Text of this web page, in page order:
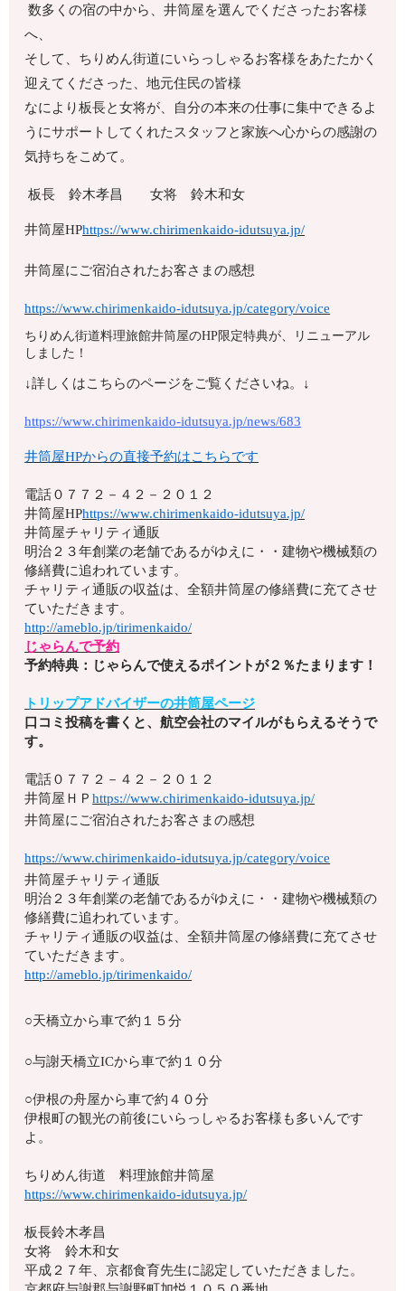
数多くの宿の中から、井筒屋を選んでくださったお客様
へ、
そして、ちりめん街道にいらっしゃるお客様をあたたかく
迎えてくださった、地元住民の皆様
なにより板長と女将が、自分の本来の仕事に集中できるよ
うにサポートしてくれたスタッフと家族へ心からの感謝の
気持ちをこめて。
板長 鈴木孝昌 女将 鈴木和女
井筒屋HPhttps://www.chirimenkaido-idutsuya.jp/
井筒屋にご宿泊されたお客さまの感想
https://www.chirimenkaido-idutsuya.jp/category/voice
ちりめん街道料理旅館井筒屋のHP限定特典が、リニューアル
しました！
↓詳しくはこちらのページをご覧くださいね。↓
https://www.chirimenkaido-idutsuya.jp/news/683
井筒屋HPからの直接予約はこちらです
電話０７７２－４２－２０１２
井筒屋HPhttps://www.chirimenkaido-idutsuya.jp/
井筒屋チャリティ通販
明治２３年創業の老舗であるがゆえに・・建物や機械類の
修繕費に追われています。
チャリティ通販の収益は、全額井筒屋の修繕費に充てさせ
ていただきます。
http://ameblo.jp/tirimenkaido/
じゃらんで予約
予約特典：じゃらんで使えるポイントが２％たまります！
トリップアドバイザーの井筒屋ページ
口コミ投稿を書くと、航空会社のマイルがもらえるそうで
す。
電話０７７２－４２－２０１２
井筒屋ＨＰhttps://www.chirimenkaido-idutsuya.jp/
井筒屋にご宿泊されたお客さまの感想
https://www.chirimenkaido-idutsuya.jp/category/voice
井筒屋チャリティ通販
明治２３年創業の老舗であるがゆえに・・建物や機械類の
修繕費に追われています。
チャリティ通販の収益は、全額井筒屋の修繕費に充てさせ
ていただきます。
http://ameblo.jp/tirimenkaido/
○天橋立から車で約１５分
○与謝天橋立ICから車で約１０分
○伊根の舟屋から車で約４０分
伊根町の観光の前後にいらっしゃるお客様も多いんです
よ。
ちりめん街道 料理旅館井筒屋
https://www.chirimenkaido-idutsuya.jp/
板長鈴木孝昌
女将 鈴木和女
平成２７年、京都食育先生に認定していただきました。